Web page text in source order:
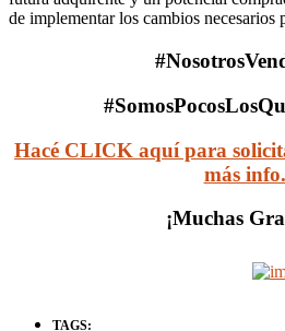
de implementar los cambios necesarios
Hacé CLICK aquí para
más info.
¡Muchas
TAGS: